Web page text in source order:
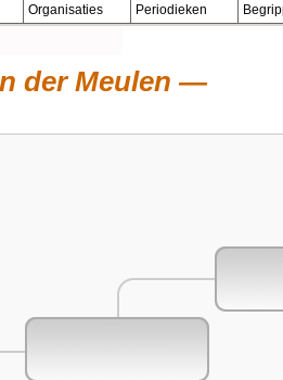
Organisaties Periodieken
der Meulen